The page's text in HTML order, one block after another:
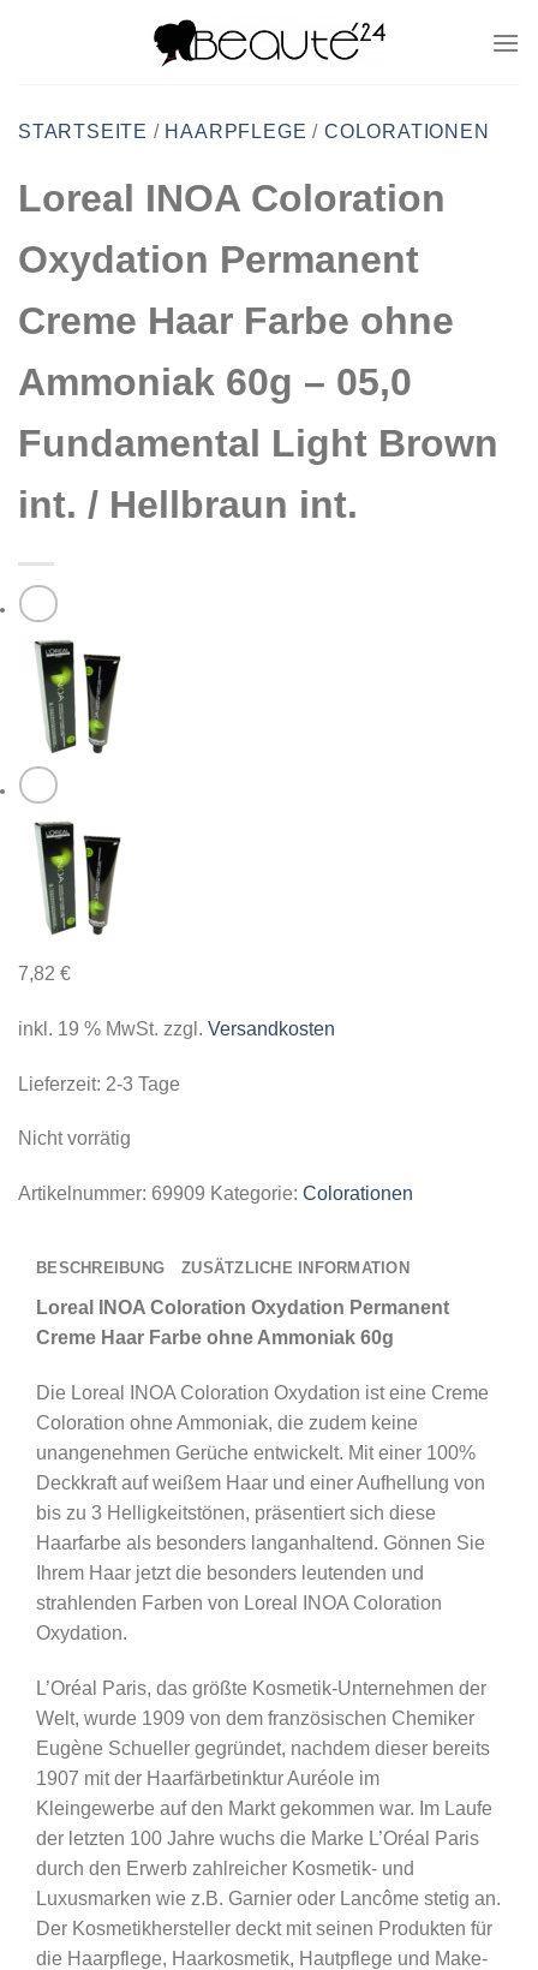
STARTSEITE / HAARPFLEGE / COLORATIONEN
Loreal INOA Coloration
Oxydation Permanent
Creme Haar Farbe ohne
Ammoniak 60g – 05,0
Fundamental Light Brown
int. / Hellbraun int.
7,82 €
inkl. 19 % MwSt. zzgl. Versandkosten
Lieferzeit: 2-3 Tage
Nicht vorrätig
Artikelnummer: 69909 Kategorie: Colorationen
BESCHREIBUNG ZUSÄTZLICHE INFORMATION
Loreal INOA Coloration Oxydation Permanent
Creme Haar Farbe ohne Ammoniak 60g
Die Loreal INOA Coloration Oxydation ist eine Creme
Coloration ohne Ammoniak, die zudem keine
unangenehmen Gerüche entwickelt. Mit einer 100%
Deckkraft auf weißem Haar und einer Aufhellung von
bis zu 3 Helligkeitstönen, präsentiert sich diese
Haarfarbe als besonders langanhaltend. Gönnen Sie
Ihrem Haar jetzt die besonders leutenden und
strahlenden Farben von Loreal INOA Coloration
Oxydation.
L’Oréal Paris, das größte Kosmetik-Unternehmen der
Welt, wurde 1909 von dem französischen Chemiker
Eugène Schueller gegründet, nachdem dieser bereits
1907 mit der Haarfärbetinktur Auréole im
Kleingewerbe auf den Markt gekommen war. Im Laufe
der letzten 100 Jahre wuchs die Marke L’Oréal Paris
durch den Erwerb zahlreicher Kosmetik- und
Luxusmarken wie z.B. Garnier oder Lancôme stetig an.
Der Kosmetikhersteller deckt mit seinen Produkten für
die Haarpflege, Haarkosmetik, Hautpflege und Make-